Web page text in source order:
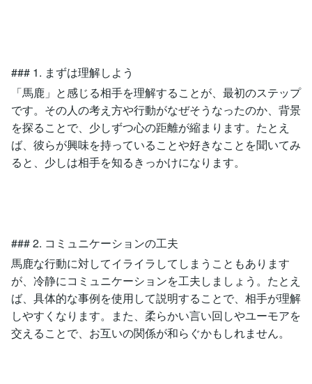
### 1. まずは理解しよう
「馬鹿」と感じる相手を理解することが、最初のステップ
です。その人の考え方や行動がなぜそうなったのか、背景
を探ることで、少しずつ心の距離が縮まります。たとえ
ば、彼らが興味を持っていることや好きなことを聞いてみ
ると、少しは相手を知るきっかけになります。
### 2. コミュニケーションの工夫
馬鹿な行動に対してイライラしてしまうこともあります
が、冷静にコミュニケーションを工夫しましょう。たとえ
ば、具体的な事例を使用して説明することで、相手が理解
しやすくなります。また、柔らかい言い回しやユーモアを
交えることで、お互いの関係が和らぐかもしれません。